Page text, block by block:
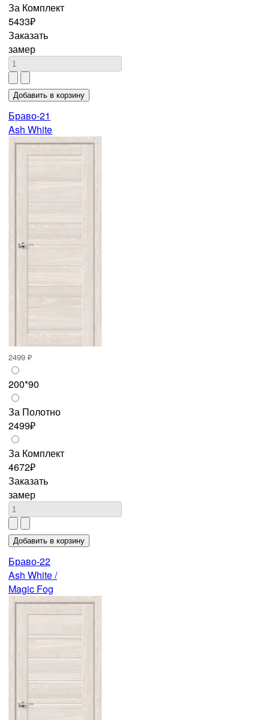
За Комплект
5433₽
Заказать
замер
Браво-21
Ash White
2499 ₽
200*90
За Полотно
2499₽
За Комплект
4672₽
Заказать
замер
Браво-22
Ash White /
Magic Fog